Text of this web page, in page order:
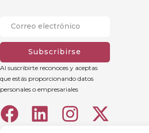
Subscribirse
Al suscribirte reconoces y aceptas
que estás proporcionando datos
personales o empresariales